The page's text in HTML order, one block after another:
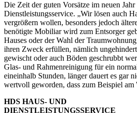
Die Zeit der guten Vorsätze im neuen
Dienstleistungsservice. „Wir lösen auch
vergrößern wollen, besonders jedoch
benötigte Mobiliar wird zum Entsorger
Hauses oder der Wahl der
ihren Zweck erfüllen, nämlich
gewischt oder auch Böden geschrubbt
Glas- und Rahmenreinigung für ein
eineinhalb Stunden, länger dauert es gar
wertvoll geworden, dass zum Beispiel
HDS HAUS- UND
DIENSTLEISTUNGSSERVICE